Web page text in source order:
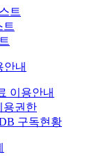
트
트
안내
이용안내
용권한
구독현황